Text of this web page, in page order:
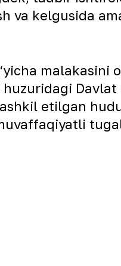
va kelgusida
malakasini
etilgan